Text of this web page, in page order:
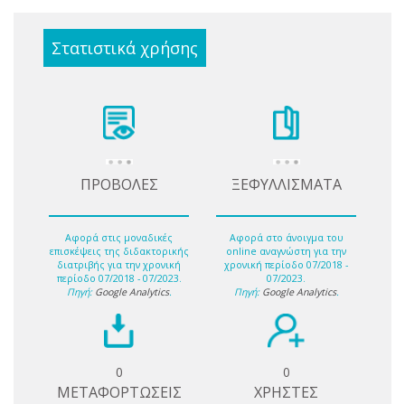
Στατιστικά χρήσης
ΠΡΟΒΟΛΕΣ
Αφορά στις μοναδικές
επισκέψεις της διδακτορικής
διατριβής για την χρονική
περίοδο 07/2018 - 07/2023.
Πηγή: Google Analytics.
ΞΕΦΥΛΛΙΣΜΑΤΑ
Αφορά στο άνοιγμα του
online αναγνώστη για την
χρονική περίοδο 07/2018 -
07/2023.
Πηγή: Google Analytics.
0
ΜΕΤΑΦΟΡΤΩΣΕΙΣ
0
ΧΡΗΣΤΕΣ